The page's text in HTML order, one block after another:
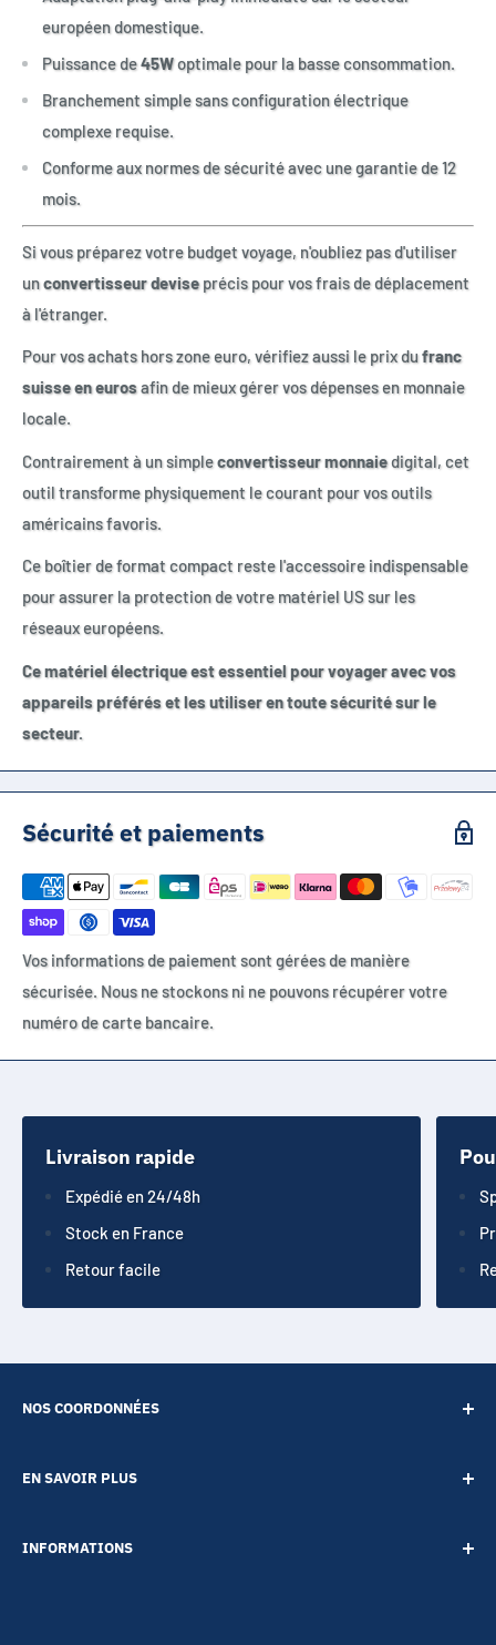
européen domestique.
Puissance de45Woptimale pour la basse consommation.
Branchement simple sans configuration électrique
complexe requise.
Conforme aux normes de sécurité avec une garantie de 12
mois.
Si vous préparez votre budget voyage, n'oubliez pas d'utiliser
unconvertisseur deviseprécis pour vos frais de déplacement
à l'étranger.
Pour vos achats hors zone euro, vérifiez aussi le prix dufranc
suisse en eurosafin de mieux gérer vos dépenses en monnaie
locale.
Contrairement à un simpleconvertisseur monnaiedigital, cet
outil transforme physiquement le courant pour vos outils
américains favoris.
Ce boîtier de format compact reste l'accessoire indispensable
pour assurer la protection de votre matériel US sur les
réseaux européens.
Ce matériel électrique est essentiel pour voyager avec vos
appareils préférés et les utiliser en toute sécurité sur le
secteur.
Sécurité et paiements
Vos informations de paiement sont gérées de manière
sécurisée. Nous ne stockons ni ne pouvons récupérer votre
numéro de carte bancaire.
Livraison rapide
Expédié en 24/48h
Stock en France
Retour facile
NOS COORDONNÉES
EN SAVOIR PLUS
A propos
INFORMATIONS